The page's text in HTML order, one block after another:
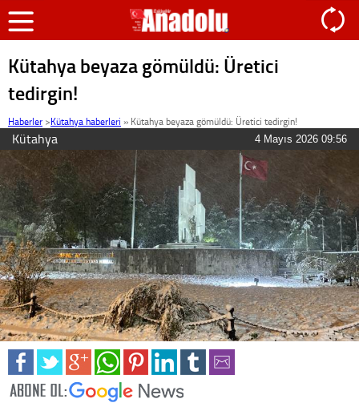
Kütahya beyaza gömüldü: Üretici
tedirgin!
Haberler >Kütahya haberleri » Kütahya beyaza gömüldü: Üretici tedirgin!
Kütahya 4 Mayıs 2026 09:56